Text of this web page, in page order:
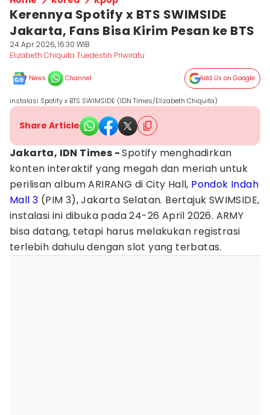
Kerennya Spotify x BTS SWIMSIDE
Jakarta, Fans Bisa Kirim Pesan ke BTS
24 Apr 2026, 16:30 WIB
Elizabeth Chiquita Tuedestin Priwiratu
News Channel Add Us on Google
instalasi Spotify x BTS SWIMSIDE (IDN Times/Elizabeth Chiquita)
Share Article
Jakarta, IDN Times -Spotify menghadirkan
konten interaktif yang megah dan meriah untuk
perilisan album ARIRANG di City Hall, Pondok Indah
Mall 3 (PIM 3), Jakarta Selatan. Bertajuk SWIMSIDE,
instalasi ini dibuka pada 24-26 April 2026. ARMY
bisa datang, tetapi harus melakukan registrasi
terlebih dahulu dengan slot yang terbatas.